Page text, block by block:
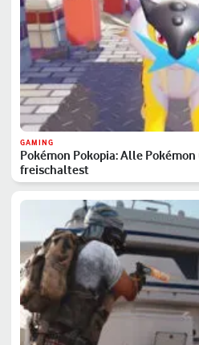
GAMING
Pokémon Pokopia: Alle
freischaltest